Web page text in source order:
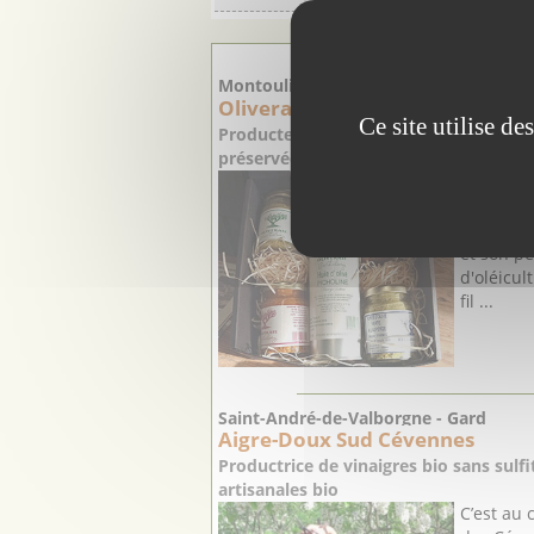
Montoulieu - Hérault
Oliveraie Barthélémy
Producteurs Oléicole à Montoulieu
préservée le long de la faille des
L’
et son
fil ...
Saint-André-de-Valborgne - Gard
Aigre-Doux Sud Cévennes
Productrice de vinaigres bio sans
artisanales bio
C’est
Ce site utilise